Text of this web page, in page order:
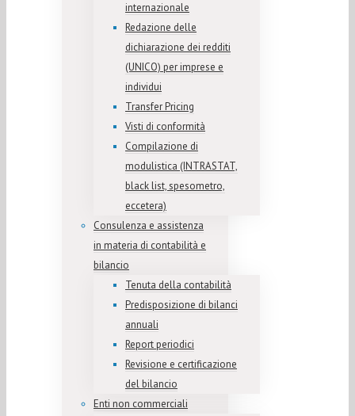
internazionale
Redazione delle
dichiarazione dei redditi
(UNICO) per imprese e
individui
Transfer Pricing
Visti di conformità
Compilazione di
modulistica (INTRASTAT,
black list, spesometro,
eccetera)
Consulenza e assistenza
in materia di contabilità e
bilancio
Tenuta della contabilità
Predisposizione di bilanci
annuali
Report periodici
Revisione e certificazione
del bilancio
Enti non commerciali